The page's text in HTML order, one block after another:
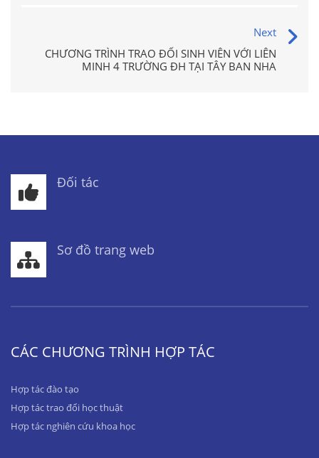
Next
CHƯƠNG TRÌNH TRAO ĐỔI SINH VIÊN VỚI LIÊN
MINH 4 TRƯỜNG ĐH TẠI TÂY BAN NHA
Đối tác
Sơ đồ trang web
CÁC CHƯƠNG TRÌNH HỢP TÁC
Hợp tác đào tạo
Hợp tác trao đổi học thuật
Hợp tác nghiên cứu khoa học